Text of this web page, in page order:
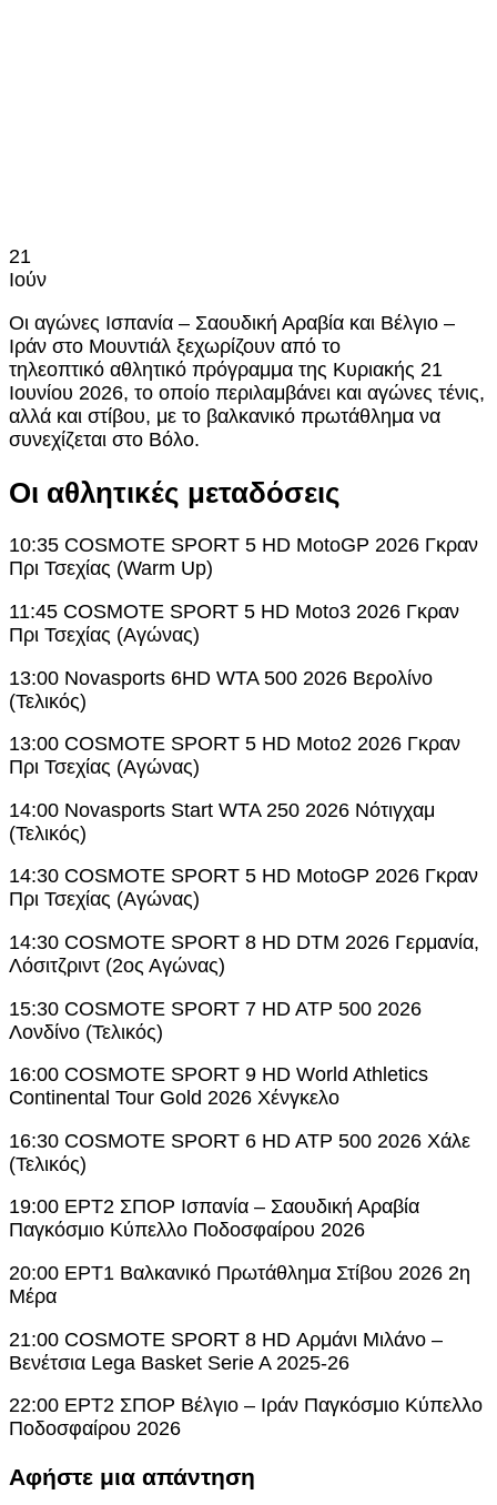
21
Ιούν
Οι αγώνες Ισπανία – Σαουδική Αραβία και Βέλγιο –
Ιράν στο Μουντιάλ ξεχωρίζουν από το
τηλεοπτικό αθλητικό πρόγραμμα της Κυριακής 21
Ιουνίου 2026, το οποίο περιλαμβάνει και αγώνες τένις,
αλλά και στίβου, με το βαλκανικό πρωτάθλημα να
συνεχίζεται στο Βόλο.
Οι αθλητικές μεταδόσεις
10:35 COSMOTE SPORT 5 HD MotoGP 2026 Γκραν
Πρι Τσεχίας (Warm Up)
11:45 COSMOTE SPORT 5 HD Moto3 2026 Γκραν
Πρι Τσεχίας (Αγώνας)
13:00 Novasports 6HD WTA 500 2026 Βερολίνο
(Τελικός)
13:00 COSMOTE SPORT 5 HD Moto2 2026 Γκραν
Πρι Τσεχίας (Αγώνας)
14:00 Novasports Start WTA 250 2026 Νότιγχαμ
(Τελικός)
14:30 COSMOTE SPORT 5 HD MotoGP 2026 Γκραν
Πρι Τσεχίας (Αγώνας)
14:30 COSMOTE SPORT 8 HD DTM 2026 Γερμανία,
Λόσιτζριντ (2ος Αγώνας)
15:30 COSMOTE SPORT 7 HD ATP 500 2026
Λονδίνο (Τελικός)
16:00 COSMOTE SPORT 9 HD World Athletics
Continental Tour Gold 2026 Χένγκελο
16:30 COSMOTE SPORT 6 HD ATP 500 2026 Χάλε
(Τελικός)
19:00 ΕΡΤ2 ΣΠΟΡ Ισπανία – Σαουδική Αραβία
Παγκόσμιο Κύπελλο Ποδοσφαίρου 2026
20:00 ΕΡΤ1 Βαλκανικό Πρωτάθλημα Στίβου 2026 2η
Μέρα
21:00 COSMOTE SPORT 8 HD Αρμάνι Μιλάνο –
Βενέτσια Lega Basket Serie A 2025-26
22:00 ΕΡΤ2 ΣΠΟΡ Βέλγιο – Ιράν Παγκόσμιο Κύπελλο
Ποδοσφαίρου 2026
Αφήστε μια απάντηση